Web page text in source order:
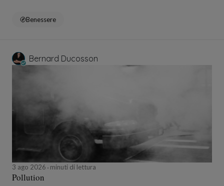
Benessere
Bernard Ducosson
3 ago 2026 minuti di lettura
Pollution